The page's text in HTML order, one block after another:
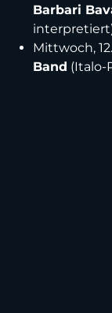
Barbari
Mittwoch,
Band (Italo-